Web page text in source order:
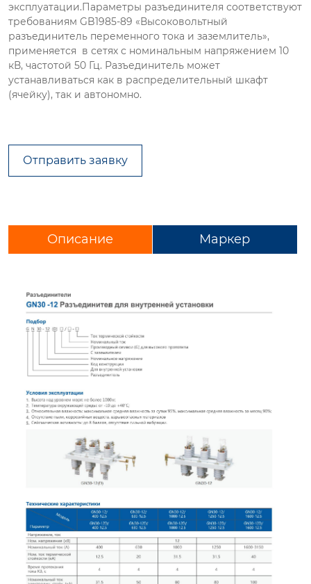
эксплуатации.Параметры разъединителя соответствуют
требованиям GB1985-89 «Высоковольтный
разъединитель переменного тока и заземлитель»,
применяется в сетях с номинальным напряжением 10
кВ, частотой 50 Гц. Разъединитель может
устанавливаться как в распределительный шкафт
(ячейку), так и автономно.
Отправить заявку
Описание Маркер